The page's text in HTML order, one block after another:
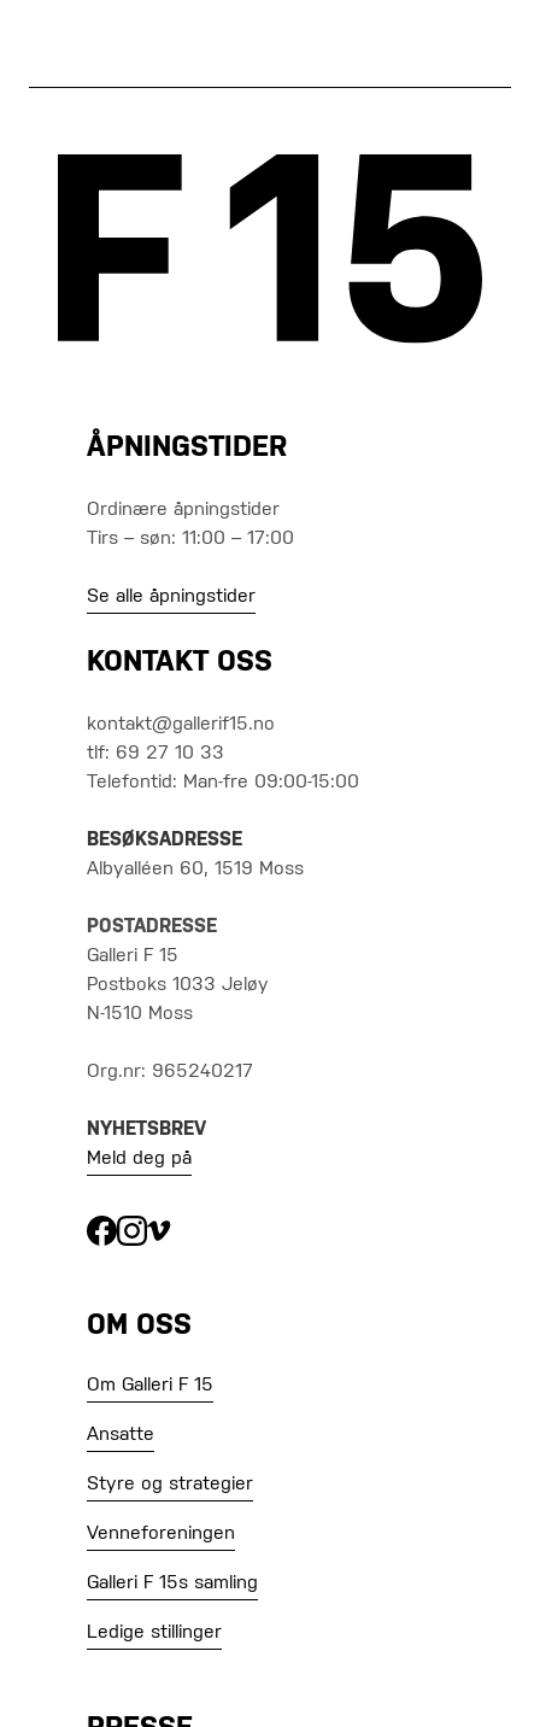
ÅPNINGSTIDER
Ordinære åpningstider
Tirs – søn: 11:00 – 17:00
Se alle åpningstider
KONTAKT OSS
kontakt@gallerif15.no
tlf: 69 27 10 33
Telefontid: Man-fre 09:00-15:00
BESØKSADRESSE
Albyalléen 60, 1519 Moss
POSTADRESSE
Galleri F 15
Postboks 1033 Jeløy
N-1510 Moss
Org.nr: 965240217
NYHETSBREV
Meld deg på
OM OSS
Om Galleri F 15
Ansatte
Styre og strategier
Venneforeningen
Galleri F 15s samling
Ledige stillinger